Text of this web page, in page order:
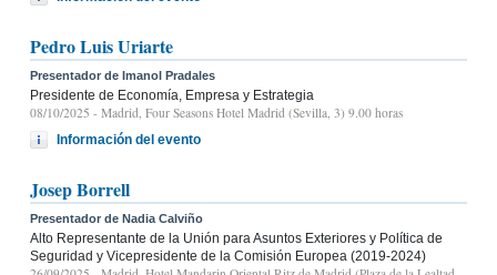
Pedro Luis Uriarte
Presentador de Imanol Pradales
Presidente de Economía, Empresa y Estrategia
08/10/2025 - Madrid, Four Seasons Hotel Madrid (Sevilla, 3) 9.00 horas
Información del evento
Josep Borrell
Presentador de Nadia Calviño
Alto Representante de la Unión para Asuntos Exteriores y Política de
Seguridad y Vicepresidente de la Comisión Europea (2019-2024)